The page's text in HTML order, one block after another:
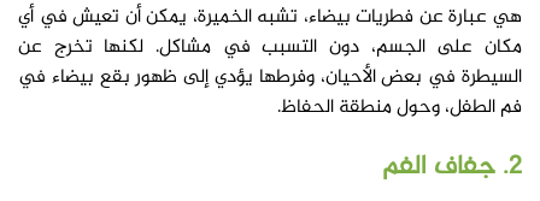
هي عبارة عن فطريات بيضاء، تشبه الخميرة، يمكن أن تعيش في أي
مكان على الجسم، دون التسبب في مشاكل. لكنها تخرج عن
السيطرة في بعض الأحيان، وفرطها يؤدي إلى ظهور بقع بيضاء في
فم الطفل، وحول منطقة الحفاظ.
2. جفاف الفم